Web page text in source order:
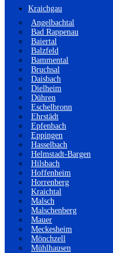
Kraichgau
Angelbachtal
Bad Rappenau
Baiertal
Balzfeld
Bammental
Bruchsal
Daisbach
Dielheim
Dühren
Eschelbronn
Ehrstädt
Epfenbach
Eppingen
Hasselbach
Helmstadt-Bargen
Hilsbach
Hoffenheim
Horrenberg
Kraichtal
Malsch
Malschenberg
Mauer
Meckesheim
Mönchzell
Mühlhausen